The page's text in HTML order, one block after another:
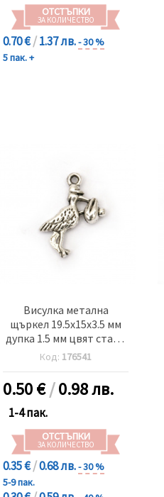
ОТСТЪПКИ
ЗА КОЛИЧЕСТВО
0.70 €/1.37 лв.- 30 %
5 пак. +
Висулка метална
щъркел 19.5x15x3.5 мм
дупка 1.5 мм цвят старо
сребро -10 броя
Код: 176541
0.50€/0.98 лв.
1-4 пак.
ОТСТЪПКИ
ЗА КОЛИЧЕСТВО
0.35 €/0.68 лв.- 30 %
5-9 пак.